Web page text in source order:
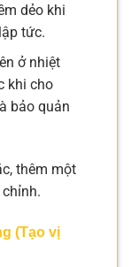
dẻo khi
tức.
ở nhiệt
khi cho
bảo quản
thêm một
(Tạo vị